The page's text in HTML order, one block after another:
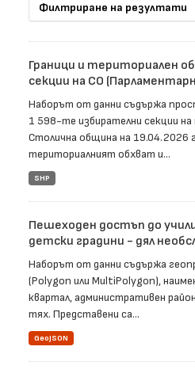
Филтриране на резултати
Граници и териториален
секции на СО
Наборът от данни съдържа
1 598-те избирателни секции
Столична община на 19.04.2026
териториалният обхват и...
SHP
Пешеходен достъп до
детски градини - дял
Наборът от данни съдържа
(Polygon или MultiPolygon),
квартал, административен
тях. Представени са...
GeoJSON